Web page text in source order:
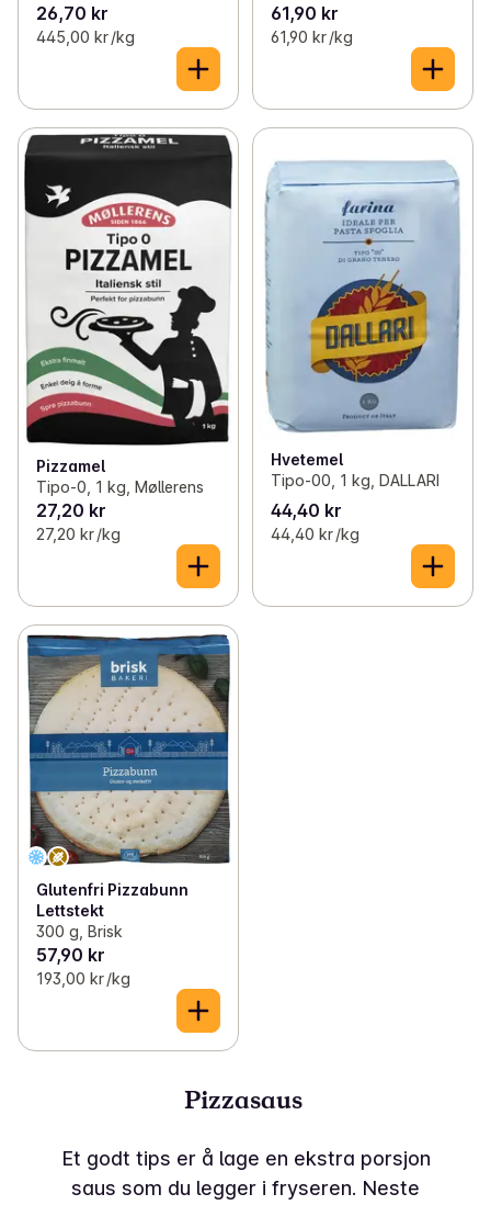
26,70 kr
445,00 kr /kg
61,90 kr
61,90 kr /kg
Pizzamel
Tipo-0, 1 kg, Møllerens
27,20 kr
27,20 kr /kg
Hvetemel
Tipo-00, 1 kg, DALLARI
44,40 kr
44,40 kr /kg
Glutenfri Pizzabunn
Lettstekt
300 g, Brisk
57,90 kr
193,00 kr /kg
Pizzasaus
Et godt tips er å lage en ekstra porsjon
saus som du legger i fryseren. Neste